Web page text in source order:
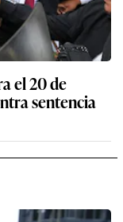
el 20 de
sentencia